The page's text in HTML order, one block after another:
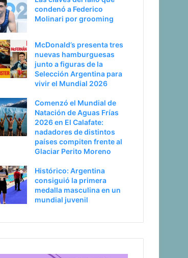
condenó a Federico
Molinari por grooming
McDonald’s presenta tres
nuevas hamburguesas
junto a figuras de la
Selección Argentina para
vivir el Mundial 2026
Comenzó el Mundial de
Natación de Aguas Frías
2026 en El Calafate:
nadadores de distintos
países compiten frente al
Glaciar Perito Moreno
Histórico: Argentina
consiguió la primera
medalla masculina en un
mundial juvenil